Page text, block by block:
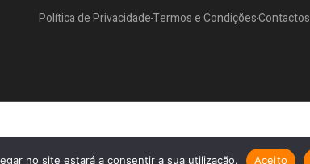
Política de PrivacidadeTermos e CondiçõesContactos
no site estará a consentir a sua utilização. Aceito